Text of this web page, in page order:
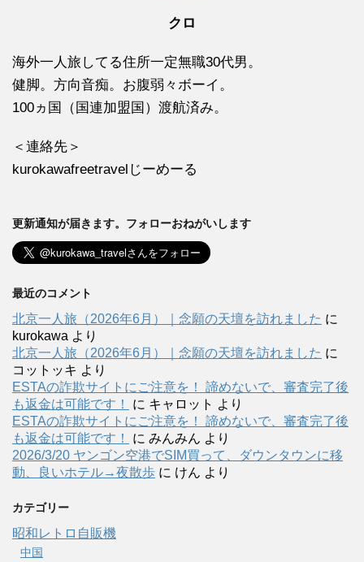
クロ
海外一人旅してる住所一定無職30代男。
健脚。方向音痴。お腹弱々ボーイ。
100ヵ国（国連加盟国）渡航済み。
＜連絡先＞
kurokawafreetravelじーめーる
更新通知が届きます。フォローおねがいします
最近のコメント
北京一人旅（2026年6月）｜念願の天壇を訪れました に
kurokawa より
北京一人旅（2026年6月）｜念願の天壇を訪れました に
コットッキ より
ESTAの詐欺サイトにご注意を！ 諦めないで、審査完了後
も返金は可能です！
に キャロット より
ESTAの詐欺サイトにご注意を！ 諦めないで、審査完了後
も返金は可能です！
に みんみん より
2026/3/20 ヤンゴン空港でSIM買って、ダウンタウンに移
動、良いホテル→夜散歩 に けん より
カテゴリー
昭和レトロ自販機
中国